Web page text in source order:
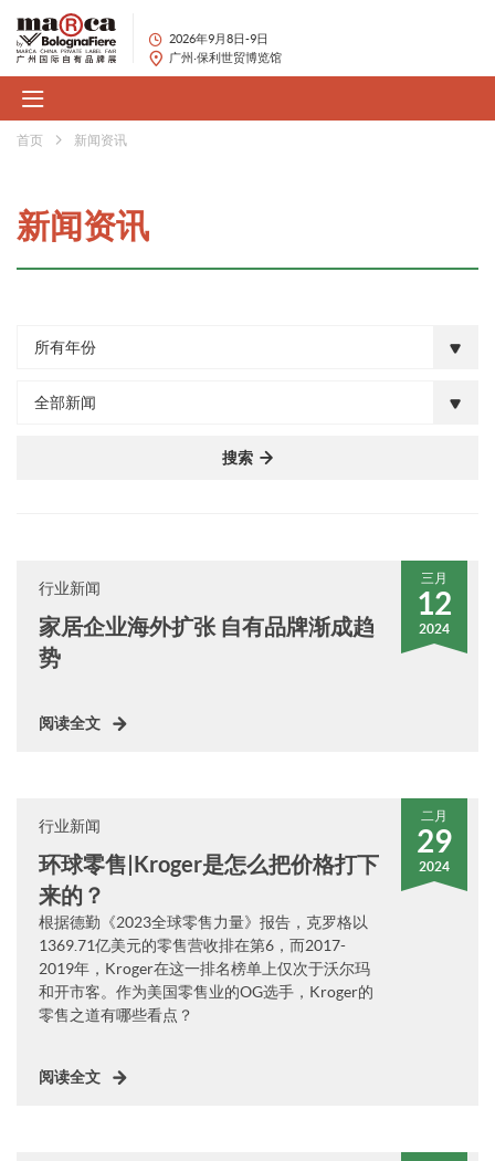
2026年9月8日-9日
广州·保利世贸博览馆
首页 新闻资讯
新闻资讯
所有年份
全部新闻
搜索
三月
12
2024
行业新闻
家居企业海外扩张 自有品牌渐成趋
势
阅读全文
二月
29
2024
行业新闻
环球零售|Kroger是怎么把价格打下
来的？
根据德勤《2023全球零售力量》报告，克罗格以
1369.71亿美元的零售营收排在第6，而2017-
2019年，Kroger在这一排名榜单上仅次于沃尔玛
和开市客。作为美国零售业的OG选手，Kroger的
零售之道有哪些看点？
阅读全文